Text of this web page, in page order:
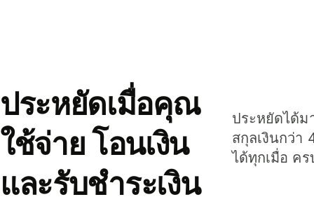
ประหยัดเมื่อคุณ
ใช้จ่าย โอนเงิน
และรับชำระเงิน
ประหยัดได้ม
สกุลเงินกว่า
ได้ทุกเมื่อ ค